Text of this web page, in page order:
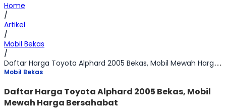
Home
/
Artikel
/
Mobil Bekas
/
Daftar Harga Toyota Alphard 2005 Bekas, Mobil Mewah Harga Bersahabat
Mobil Bekas
Daftar Harga Toyota Alphard 2005 Bekas, Mobil
Mewah Harga Bersahabat